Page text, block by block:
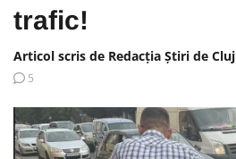
trafic!
Articol scris de Redacția Știri de Cluj
5